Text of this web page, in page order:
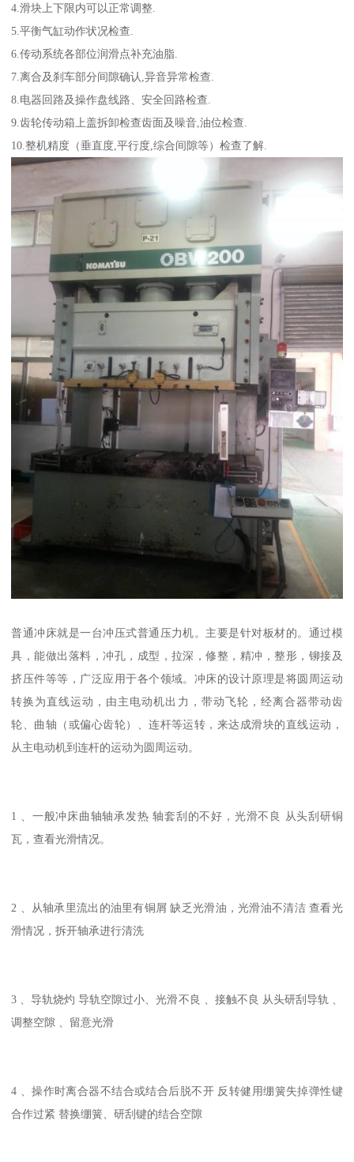
4.滑块上下限内可以正常调整.
5.平衡气缸动作状况检查.
6.传动系统各部位润滑点补充油脂.
7.离合及刹车部分间隙确认,异音异常检查.
8.电器回路及操作盘线路、安全回路检查.
9.齿轮传动箱上盖拆卸检查齿面及噪音,油位检查.
10.整机精度（垂直度,平行度,综合间隙等）检查了解.
普通冲床就是一台冲压式普通压力机。主要是针对板材的。通过模
具，能做出落料，冲孔，成型，拉深，修整，精冲，整形，铆接及
挤压件等等，广泛应用于各个领域。冲床的设计原理是将圆周运动
转换为直线运动，由主电动机出力，带动飞轮，经离合器带动齿
轮、曲轴（或偏心齿轮）、连杆等运转，来达成滑块的直线运动，
从主电动机到连杆的运动为圆周运动。
1 、一般冲床曲轴轴承发热 轴套刮的不好，光滑不良 从头刮研铜
瓦，查看光滑情况。
2 、从轴承里流出的油里有铜屑 缺乏光滑油，光滑油不清洁 查看光
滑情况，拆开轴承进行清洗
3 、导轨烧灼 导轨空隙过小、光滑不良 、接触不良 从头研刮导轨 、
调整空隙 、留意光滑
4 、操作时离合器不结合或结合后脱不开 反转健用绷簧失掉弹性键
合作过紧 替换绷簧、研刮键的结合空隙